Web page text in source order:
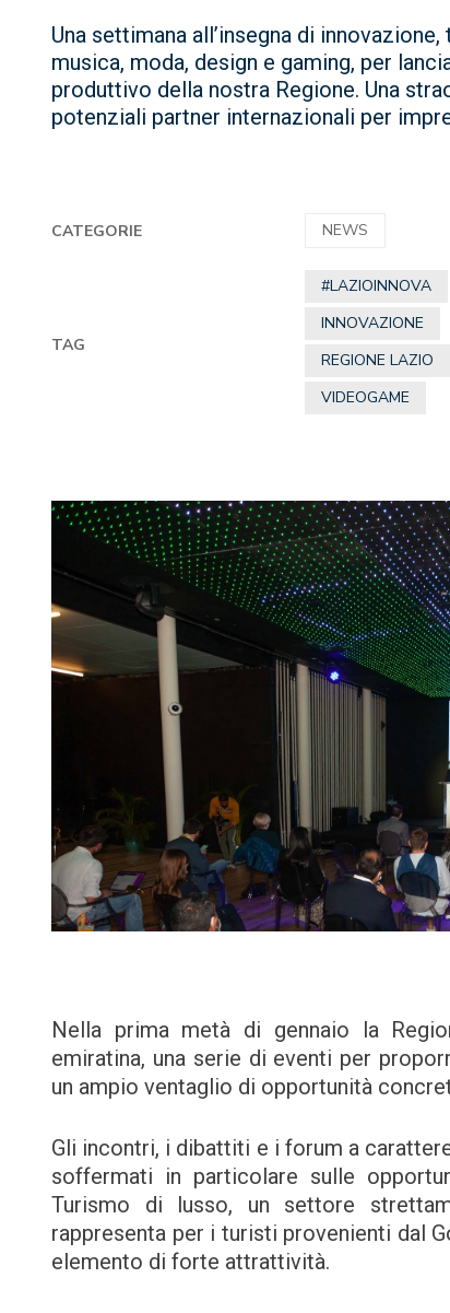
Una settimana all’insegna di
musica, moda, design e gaming, per
produttivo della nostra Regione. Una
potenziali partner internazionali per
CATEGORIE NEWS
TAG
#LAZIOINNOVA
INNOVAZIONE
REGIONE LAZIO
VIDEOGAME
Nella prima metà di gennaio la
emiratina, una serie di eventi per
un ampio ventaglio di opportunità
Gli incontri, i dibattiti e i forum a
soffermati in particolare sulle
Turismo di lusso, un settore
rappresenta per i turisti provenienti dal
elemento di forte attrattività.